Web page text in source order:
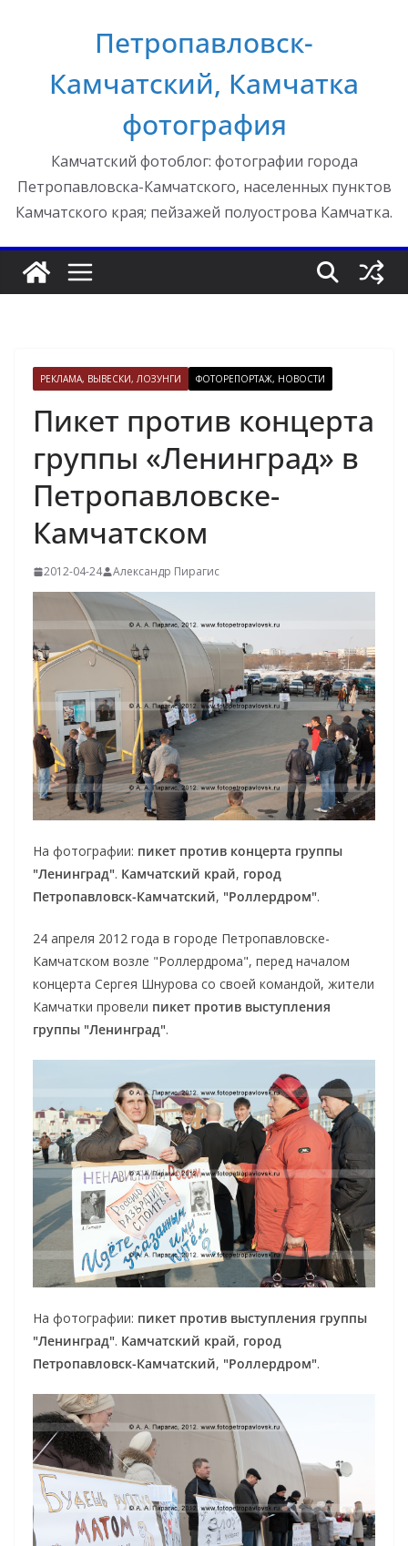
Петропавловск-
Камчатский, Камчатка
фотография
Камчатский фотоблог: фотографии города
Петропавловска-Камчатского, населенных пунктов
Камчатского края; пейзажей полуострова Камчатка.
РЕКЛАМА, ВЫВЕСКИ, ЛОЗУНГИ ФОТОРЕПОРТАЖ, НОВОСТИ
Пикет против концерта
группы «Ленинград» в
Петропавловске-
Камчатском
2012-04-24 Александр Пирагис
На фотографии: пикет против концерта группы
"Ленинград". Камчатский край, город
Петропавловск-Камчатский, "Роллердром".
24 апреля 2012 года в городе Петропавловске-
Камчатском возле "Роллердрома", перед началом
концерта Сергея Шнурова со своей командой, жители
Камчатки провели пикет против выступления
группы "Ленинград".
На фотографии: пикет против выступления группы
"Ленинград". Камчатский край, город
Петропавловск-Камчатский, "Роллердром".